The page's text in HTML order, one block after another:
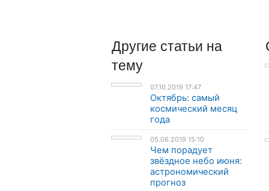
Другие статьи на
тему
07.10.2019 17:47
Октябрь: самый
космический месяц
года
05.06.2019 15:10
Чем порадует
звёздное небо июня:
астрономический
прогноз